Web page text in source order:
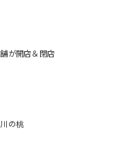
が開店＆閉店
の桃